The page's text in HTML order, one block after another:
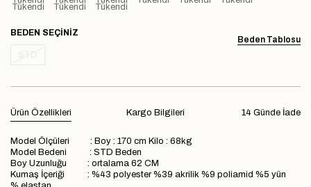
Tükendi Tükendi Tükendi
Beden Tablosu
BEDEN
Ürün Özellikleri 14 Günde İade
Kargo Bilgileri
Model Ölçüleri : Boy : 170 cm Kilo : 68kg
Model Bedeni : STD Beden
Boy Uzunluğu : ortalama 62 CM
Kumaş İçeriği : %43 polyester %39 akrilik %9 poliamid %5 yün